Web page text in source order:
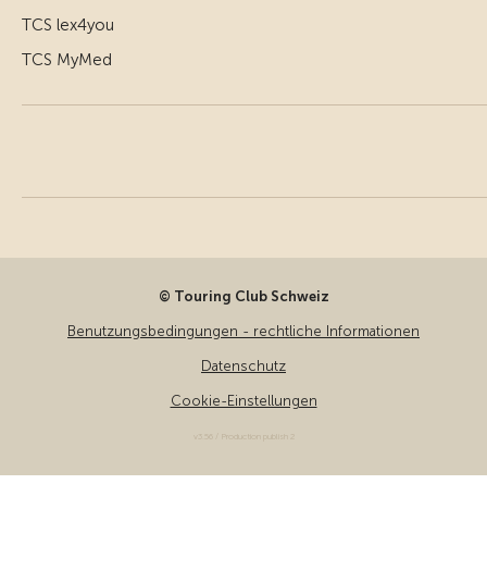
TCS lex4you
TCS MyMed
© Touring Club Schweiz
Benutzungsbedingungen - rechtliche Informationen
Datenschutz
Cookie-Einstellungen
v3.56 / Production publish 2